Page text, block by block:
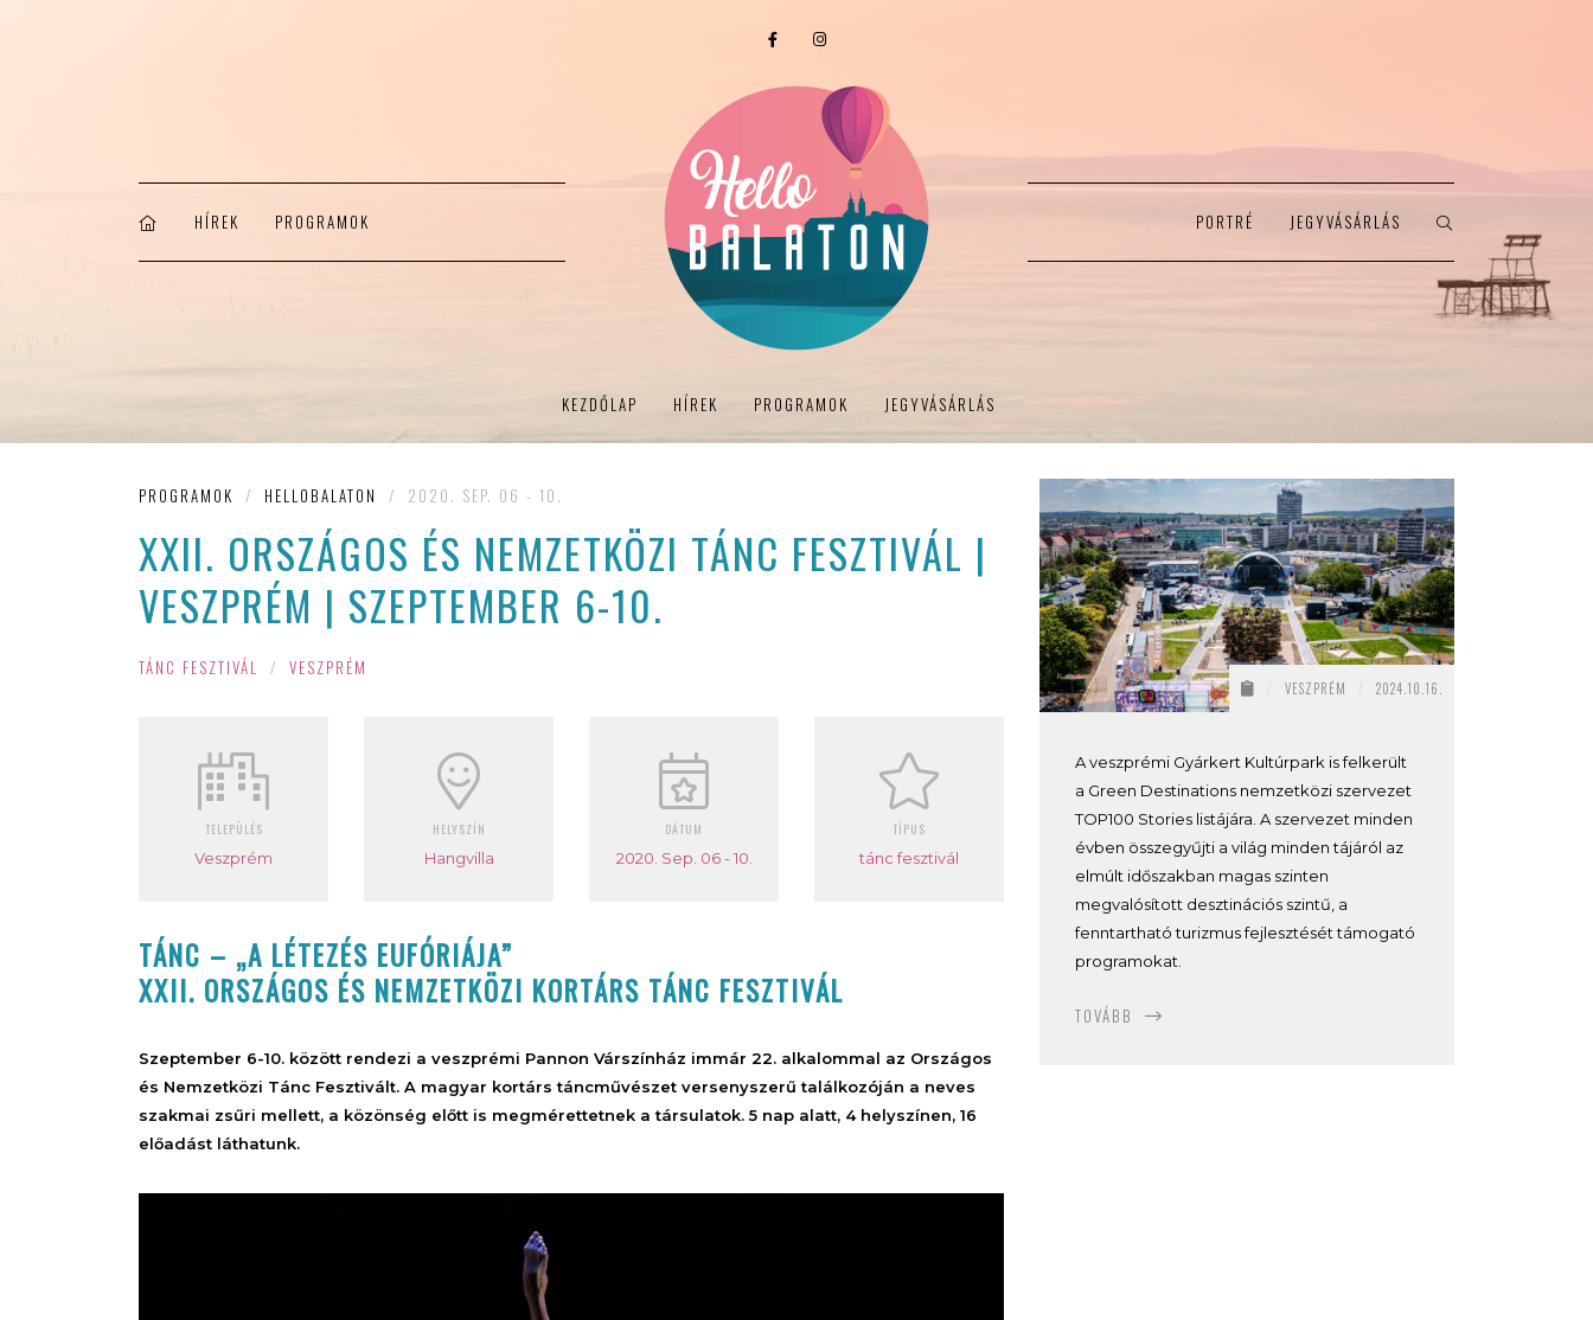
HÍREK PROGRAMOK PORTRÉ JEGYVÁSÁRLÁS
KEZDŐLAP HÍREK PROGRAMOK JEGYVÁSÁRLÁS
PROGRAMOK / HELLOBALATON / 2020. SEP. 06 - 10.
XXII. ORSZÁGOS ÉS NEMZETKÖZI TÁNC FESZTIVÁL |
VESZPRÉM | SZEPTEMBER 6-10.
TÁNC FESZTIVÁL / VESZPRÉM
TELEPÜLÉS
Veszprém
HELYSZÍN
Hangvilla
DÁTUM
2020. Sep. 06 - 10.
TÍPUS
tánc fesztivál
TÁNC – „A LÉTEZÉS EUFÓRIÁJA”
XXII. ORSZÁGOS ÉS NEMZETKÖZI KORTÁRS TÁNC FESZTIVÁL
Szeptember 6-10. között rendezi a veszprémi Pannon Várszínház immár 22. alkalommal az Országos
és Nemzetközi Tánc Fesztivált. A magyar kortárs táncművészet versenyszerű találkozóján a neves
szakmai zsűri mellett, a közönség előtt is megmérettetnek a társulatok. 5 nap alatt, 4 helyszínen, 16
előadást láthatunk.
VESZPRÉM 2024.10.16.
A veszprémi Gyárkert Kultúrpark is felkerült
a Green Destinations nemzetközi szervezet
TOP100 Stories listájára. A szervezet minden
évben összegyűjti a világ minden tájáról az
elmúlt időszakban magas szinten
megvalósított desztinációs szintű, a
fenntartható turizmus fejlesztését támogató
programokat.
TOVÁBB